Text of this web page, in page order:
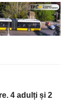
4 adulți și 2